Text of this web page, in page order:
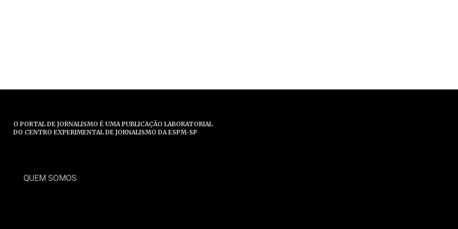
O PORTAL DE JORNALISMO É UMA PUBLICAÇÃO LABORATORIAL
DO CENTRO EXPERIMENTAL DE JORNALISMO DA ESPM-SP
QUEM SOMOS